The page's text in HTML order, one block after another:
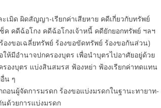
มิด ผิดสัญญา-เรียกค่าเสียหาย คดีเกี่ยวกับทรัพย์
คดีฉ้อโกง คดีฉ้อโกงเจ้าหนี้ คดียักยอกทรัพย์ ฯลฯ
งขอเฉลี่ยทรัพย์ ร้องขอขัดทรัพย์ ร้องขอกันส่วน)
ห้มีอำนาจปกครองบุตร เพื่อนำบุตรไปอาศัยอยู่ด้วย
องบุตร แบ่งสินสมรส ฟ้องหย่า ฟ้องเรียกค่าทดแทน
น ๆ
อนผู้จัดการมรดก ร้องขอแบ่งมรดกในฐานะทายาท-
ด้วยการแบ่งมรดก